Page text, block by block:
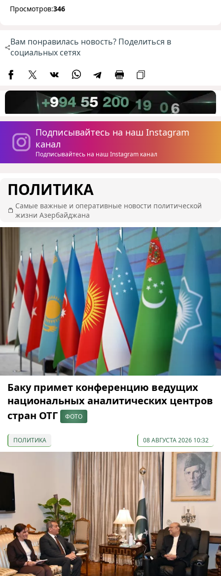
Просмотров:346
Вам понравилась новость? Поделиться в
социальных сетях
Подписывайтесь на наш Instagram
канал
Подписывайтесь на наш Instagram канал
ПОЛИТИКА
Самые важные и оперативные новости политической
жизни Азербайджана
Баку примет конференцию ведущих
национальных аналитических центров
стран ОТГ
ФОТО
ПОЛИТИКА 08 АВГУСТА 2026 10:32